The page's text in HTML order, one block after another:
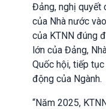
Đảng, nghị quyết
của Nhà nước
của KTNN đúng
lớn của Đảng,
Quốc hội, tiếp
động của Ngành.
“Năm 2025,